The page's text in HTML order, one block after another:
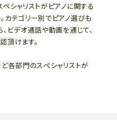
シャリストがピアノに関する
カテゴリー別でピアノ選びも
ビデオ通話や動画を通じて、
頂けます。
ど各部門のスぺシャリストが